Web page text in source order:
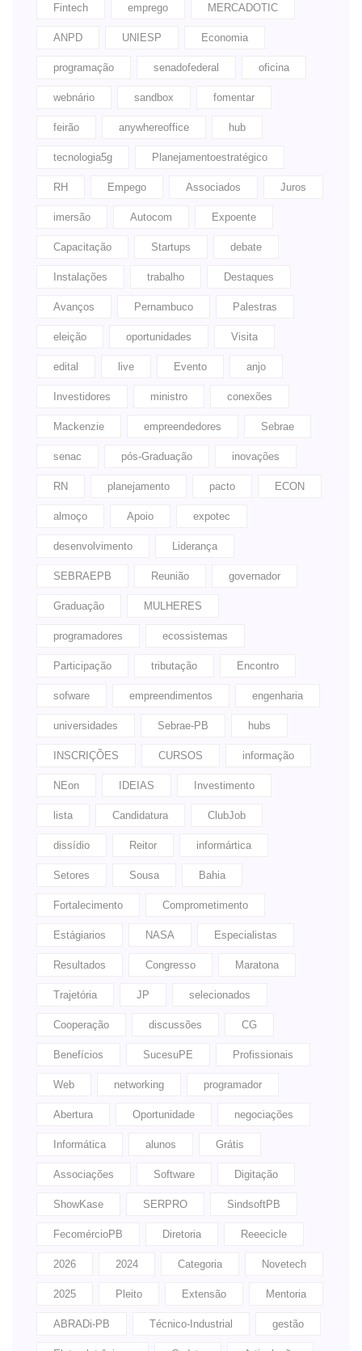
Fintech emprego MERCADOTIC
ANPD UNIESP Economia
programação senadofederal oficina
webnário sandbox fomentar
feirão anywhereoffice hub
tecnologia5g Planejamentoestratégico
RH Empego Associados Juros
imersão Autocom Expoente
Capacitação Startups debate
Instalações trabalho Destaques
Avanços Pernambuco Palestras
eleição oportunidades Visita
edital live Evento anjo
Investidores ministro conexões
Mackenzie empreendedores Sebrae
senac pós-Graduação inovações
RN planejamento pacto ECON
almoço Apoio expotec
desenvolvimento Liderança
SEBRAEPB Reunião governador
Graduação MULHERES
programadores ecossistemas
Participação tributação Encontro
sofware empreendimentos engenharia
universidades Sebrae-PB hubs
INSCRIÇÕES CURSOS informação
NEon IDEIAS Investimento
lista Candidatura ClubJob
dissídio Reitor informártica
Setores Sousa Bahia
Fortalecimento Comprometimento
Estágiarios NASA Especialistas
Resultados Congresso Maratona
Trajetória JP selecionados
Cooperação discussões CG
Benefícios SucesuPE Profissionais
Web networking programador
Abertura Oportunidade negociações
Informática alunos Grátis
Associações Software Digitação
ShowKase SERPRO SindsoftPB
FecomércioPB Diretoria Reeecicle
2026 2024 Categoria Novetech
2025 Pleito Extensão Mentoria
ABRADi-PB Técnico-Industrial gestão